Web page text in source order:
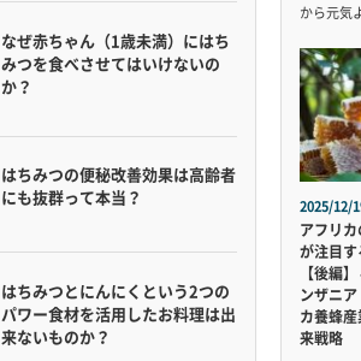
なぜ赤ちゃん（1歳未満）にはち
みつを食べさせてはいけないの
か？
はちみつの便秘改善効果は高齢者
にも抜群って本当？
はちみつとにんにくという2つの
パワー食材を活用したお料理は出
来ないものか？
から元気
2025/12/
アフリ
が注目
【後編
ンザニ
カ養蜂
来戦略